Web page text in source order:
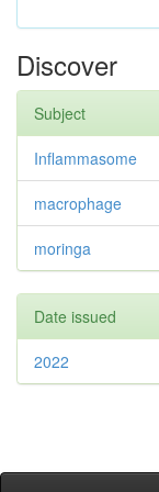
Discover
Subject
Inflammasome
macrophage
moringa
Date issued
2022